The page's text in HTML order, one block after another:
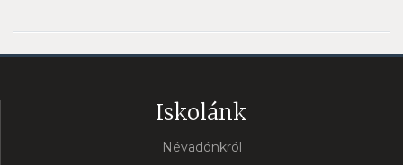
Iskolánk
Névadónkról